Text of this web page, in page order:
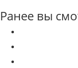
Ранее вы